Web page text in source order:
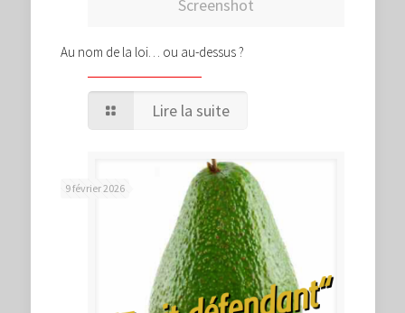
Screenshot
Au nom de la loi… ou au-dessus ?
Lire la suite
9 février 2026